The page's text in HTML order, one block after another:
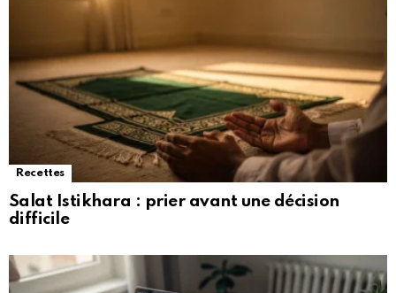
Recettes
Salat Istikhara : prier avant une décision
difficile